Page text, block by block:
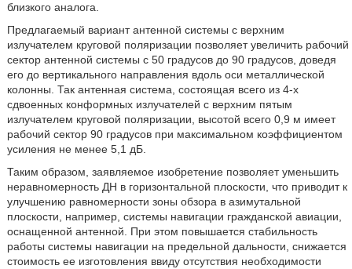
близкого аналога.
Предлагаемый вариант антенной системы с верхним
излучателем круговой поляризации позволяет увеличить рабочий
сектор антенной системы с 50 градусов до 90 градусов, доведя
его до вертикального направления вдоль оси металлической
колонны. Так антенная система, состоящая всего из 4-х
сдвоенных конформных излучателей с верхним пятым
излучателем круговой поляризации, высотой всего 0,9 м имеет
рабочий сектор 90 градусов при максимальном коэффициентом
усиления не менее 5,1 дБ.
Таким образом, заявляемое изобретение позволяет уменьшить
неравномерность ДН в горизонтальной плоскости, что приводит к
улучшению равномерности зоны обзора в азимутальной
плоскости, например, системы навигации гражданской авиации,
оснащенной антенной. При этом повышается стабильность
работы системы навигации на предельной дальности, снижается
стоимость ее изготовления ввиду отсутствия необходимости